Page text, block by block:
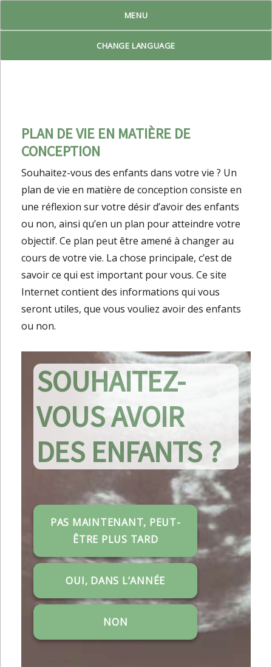
Reproduktiv LivsplanMENU
CHANGE LANGUAGE
PLAN DE VIE EN MATIÈRE DE
CONCEPTION
Souhaitez-vous des enfants dans votre vie ? Un
plan de vie en matière de conception consiste en
une réflexion sur votre désir d’avoir des enfants
ou non, ainsi qu’en un plan pour atteindre votre
objectif. Ce plan peut être amené à changer au
cours de votre vie. La chose principale, c’est de
savoir ce qui est important pour vous. Ce site
Internet contient des informations qui vous
seront utiles, que vous vouliez avoir des enfants
ou non.
SOUHAITEZ-
VOUS AVOIR
DES ENFANTS ?
PAS MAINTENANT, PEUT-
ÊTRE PLUS TARD
OUI, DANS L’ANNÉE
NON